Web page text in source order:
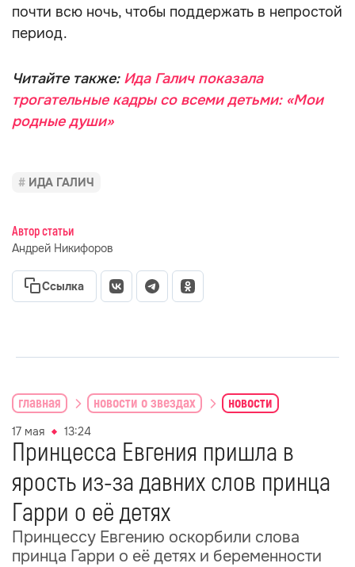
почти всю ночь, чтобы поддержать в непростой
период.
Читайте также: Ида Галич показала
трогательные кадры со всеми детьми: «Мои
родные души»
ИДА ГАЛИЧ
Автор статьи
Андрей Никифоров
Ссылка
главная новости о звездах новости
17 мая 13:24
Принцесса Евгения пришла в
ярость из-за давних слов принца
Гарри о её детях
Принцессу Евгению оскорбили слова
принца Гарри о её детях и беременности